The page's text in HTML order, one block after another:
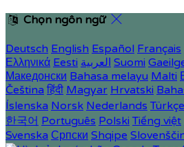
Chọn ngôn ngữ
Deutsch English Español Français
Ελληνικά Eesti العربية Suomi
Македонски Bahasa melayu Malti
Čeština हिंदी Magyar Hrvatski
Íslenska Norsk Nederlands Türkçe
한국어 Português Polski Tiếng việt
Svenska Српски Shqipe